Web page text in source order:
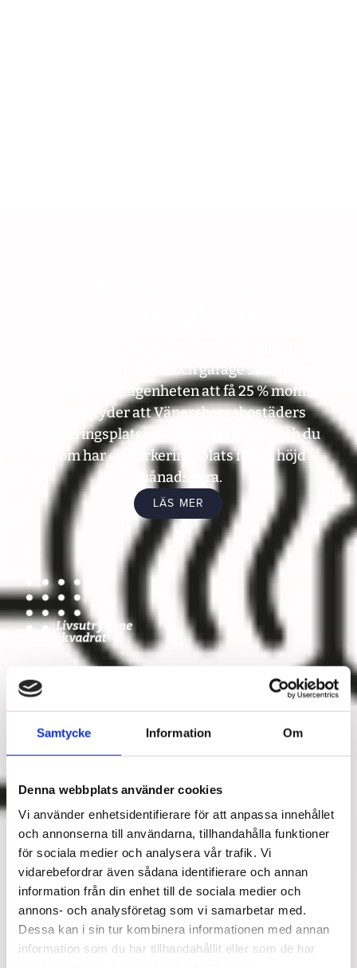
Samtycke Information Om
Denna webbplats använder cookies
Vi använder enhetsidentifierare för att anpassa innehållet
och annonserna till användarna, tillhandahålla funktioner
för sociala medier och analysera vår trafik. Vi
vidarebefordrar även sådana identifierare och annan
information från din enhet till de sociala medier och
annons- och analysföretag som vi samarbetar med.
Dessa kan i sin tur kombinera informationen med annan
information som du har tillhandahållit eller som de har
parkeringsplatser och garage som hyrs
separat från lägenheten att få 25 % moms.
Det betyder att Vänersborgsbostäders
parkeringsplatser får en högre hyra, och du
som har en parkeringsplats får en höjd
månadshyra.
LÄS MER